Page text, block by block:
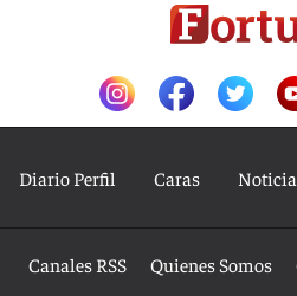
Diario Perfil Caras
Canales RSS Quienes Somos